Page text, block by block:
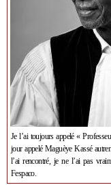
Je l’ai toujours appelé «
jour appelé Maguèye Kassé
l’ai rencontré, je ne l’ai pas
Fespaco.